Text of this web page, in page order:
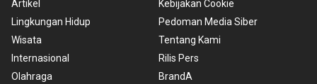
Artikel
Lingkungan Hidup
Wisata
Internasional
Olahraga
Kebijakan Cookie
Pedoman Media Siber
Tentang Kami
Rilis Pers
BrandA